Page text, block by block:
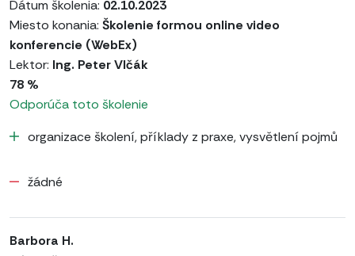
Dátum školenia: 02.10.2023
Miesto konania: Školenie formou online video
konferencie (WebEx)
Lektor: Ing. Peter Vlčák
78 %
Odporúča toto školenie
organizace školení, příklady z praxe, vysvětlení pojmů
žádné
Barbora H.